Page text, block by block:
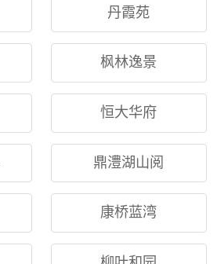
丹霞苑
枫林逸景
恒大华府
鼎澧湖山阅
康桥蓝湾